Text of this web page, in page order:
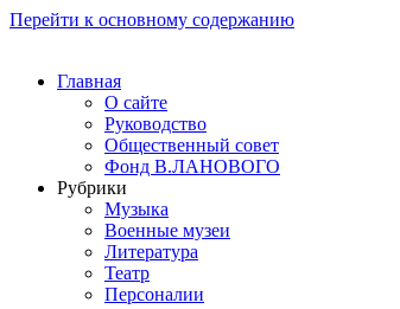
Перейти к основному содержанию
Главная
О сайте
Руководство
Общественный совет
Фонд В.ЛАНОВОГО
Рубрики
Музыка
Военные музеи
Литература
Театр
Персоналии